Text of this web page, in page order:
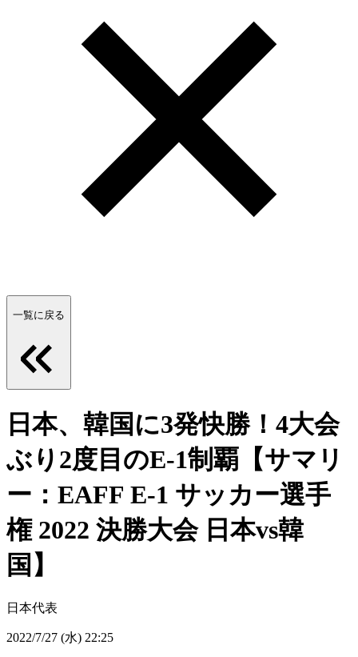
一覧に戻る
日本、韓国に3発快勝！4大会
ぶり2度目のE-1制覇【サマリ
ー：EAFF E-1 サッカー選手
権 2022 決勝大会 日本vs韓
国】
日本代表
2022/7/27 (水) 22:25